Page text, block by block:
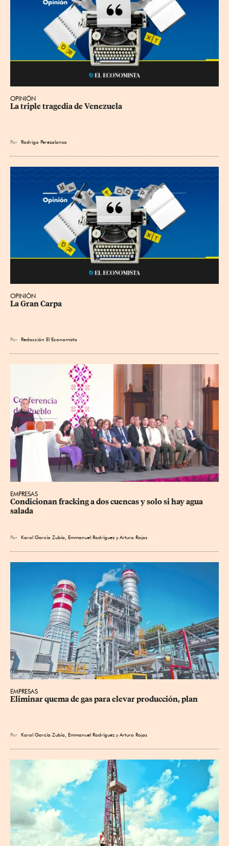
OPINIÓN
La triple tragedia de Venezuela
Por Rodrigo Perezalonso
OPINIÓN
La Gran Carpa
Por Redacción El Economista
EMPRESAS
Condicionan fracking a dos cuencas y solo si hay agua
salada
Por Karol García Zubía Emmanuel Rodríguez yArturo Rojas
EMPRESAS
Eliminar quema de gas para elevar producción, plan
Por Karol García Zubía Emmanuel Rodríguez yArturo Rojas